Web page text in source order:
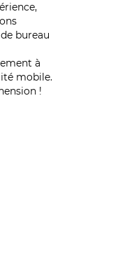
bureau
à
mobile.
!